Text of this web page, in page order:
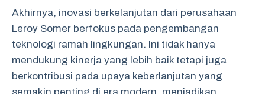
Akhirnya, inovasi berkelanjutan dari perusahaan
Leroy Somer berfokus pada pengembangan
teknologi ramah lingkungan. Ini tidak hanya
mendukung kinerja yang lebih baik tetapi juga
berkontribusi pada upaya keberlanjutan yang